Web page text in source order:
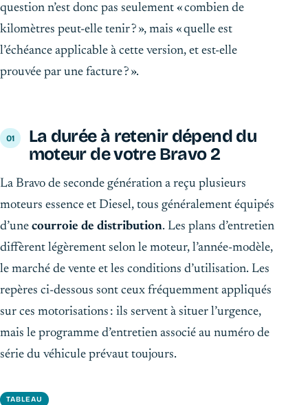
question n’est donc pas seulement « combien de
kilomètres peut-elle tenir ? », mais « quelle est
l’échéance applicable à cette version, et est-elle
prouvée par une facture ? ».
La durée à retenir dépend du
moteur de votre Bravo 2
La Bravo de seconde génération a reçu plusieurs
moteurs essence et Diesel, tous généralement équipés
d’une courroie de distribution. Les plans d’entretien
diffèrent légèrement selon le moteur, l’année-modèle,
le marché de vente et les conditions d’utilisation. Les
repères ci-dessous sont ceux fréquemment appliqués
sur ces motorisations : ils servent à situer l’urgence,
mais le programme d’entretien associé au numéro de
série du véhicule prévaut toujours.
TABLEAU